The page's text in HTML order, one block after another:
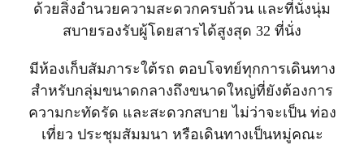
ด้วยสิ่งอำนวยความสะดวกครบถ้วน และที่นั่งนุ่ม
สบายรองรับผู้โดยสารได้สูงสุด 32 ที่นั่ง
มีห้องเก็บสัมภาระใต้รถ ตอบโจทย์ทุกการเดินทาง
สำหรับกลุ่มขนาดกลางถึงขนาดใหญ่ที่ยังต้องการ
ความกะทัดรัด และสะดวกสบาย ไม่ว่าจะเป็น ท่อง
เที่ยว ประชุมสัมมนา หรือเดินทางเป็นหมู่คณะ